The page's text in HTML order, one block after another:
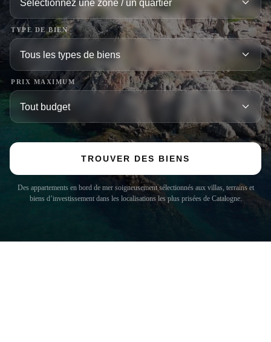
TYPE DE BIEN
PRIX MAXIMUM
TROUVER DES BIENS
Des appartements en bord de mer soigneusement sélectionnés aux villas, terrains et
biens d’investissement dans les localisations les plus prisées de Catalogne.